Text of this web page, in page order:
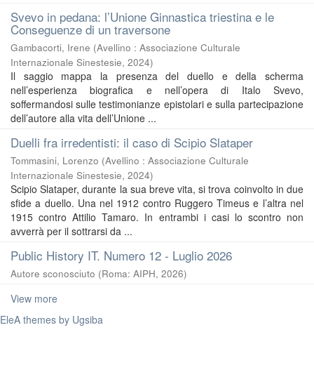
Svevo in pedana: l’Unione Ginnastica triestina e le
Conseguenze di un traversone
Gambacorti, Irene (Avellino : Associazione Culturale
Internazionale Sinestesie, 2024)
Il saggio mappa la presenza del duello e della scherma
nell’esperienza biografica e nell’opera di Italo Svevo,
soffermandosi sulle testimonianze epistolari e sulla partecipazione
dell’autore alla vita dell’Unione ...
Duelli fra irredentisti: il caso di Scipio Slataper
Tommasini, Lorenzo (Avellino : Associazione Culturale
Internazionale Sinestesie, 2024)
Scipio Slataper, durante la sua breve vita, si trova coinvolto in due
sfide a duello. Una nel 1912 contro Ruggero Timeus e l’altra nel
1915 contro Attilio Tamaro. In entrambi i casi lo scontro non
avverrà per il sottrarsi da ...
Public History IT. Numero 12 - Luglio 2026
Autore sconosciuto (Roma: AIPH, 2026)
View more
EleA themes by Ugsiba